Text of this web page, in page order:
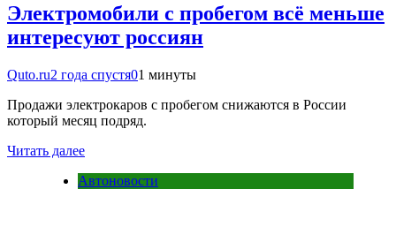
Электромобили с пробегом всё меньше
интересуют россиян
Quto.ru2 года спустя01 минуты
Продажи электрокаров с пробегом снижаются в России
который месяц подряд.
Читать далее
Автоновости